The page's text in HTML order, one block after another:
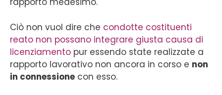
Ciò non vuol dire che condotte costituenti
reato non possano integrare giusta causa di
licenziamento pur essendo state realizzate a
rapporto lavorativo non ancora in corso e non
in connessione con esso.